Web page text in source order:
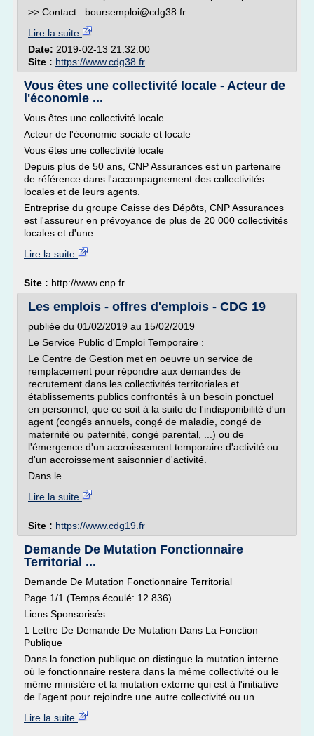
>> Contact : boursemploi@cdg38.fr...
Lire la suite
Date: 2019-02-13 21:32:00
Site : https://www.cdg38.fr
Vous êtes une collectivité locale - Acteur de
l'économie ...
Vous êtes une collectivité locale
Acteur de l'économie sociale et locale
Vous êtes une collectivité locale
Depuis plus de 50 ans, CNP Assurances est un partenaire
de référence dans l'accompagnement des collectivités
locales et de leurs agents.
Entreprise du groupe Caisse des Dépôts, CNP Assurances
est l'assureur en prévoyance de plus de 20 000 collectivités
locales et d'une...
Lire la suite
Site : http://www.cnp.fr
Les emplois - offres d'emplois - CDG 19
publiée du 01/02/2019 au 15/02/2019
Le Service Public d'Emploi Temporaire :
Le Centre de Gestion met en oeuvre un service de
remplacement pour répondre aux demandes de
recrutement dans les collectivités territoriales et
établissements publics confrontés à un besoin ponctuel
en personnel, que ce soit à la suite de l'indisponibilité d'un
agent (congés annuels, congé de maladie, congé de
maternité ou paternité, congé parental, ...) ou de
l'émergence d'un accroissement temporaire d'activité ou
d'un accroissement saisonnier d'activité.
Dans le...
Lire la suite
Site : https://www.cdg19.fr
Demande De Mutation Fonctionnaire
Territorial ...
Demande De Mutation Fonctionnaire Territorial
Page 1/1 (Temps écoulé: 12.836)
Liens Sponsorisés
1 Lettre De Demande De Mutation Dans La Fonction
Publique
Dans la fonction publique on distingue la mutation interne
où le fonctionnaire restera dans la même collectivité ou le
même ministère et la mutation externe qui est à l'initiative
de l'agent pour rejoindre une autre collectivité ou un...
Lire la suite